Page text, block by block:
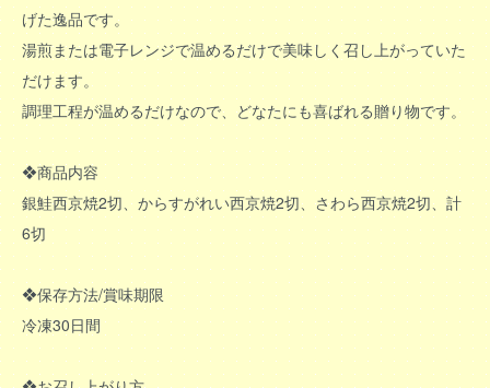
げた逸品です。
湯煎または電子レンジで温めるだけで美味しく召し上がっていた
だけます。
調理工程が温めるだけなので、どなたにも喜ばれる贈り物です。
❖商品内容
銀鮭西京焼2切、からすがれい西京焼2切、さわら西京焼2切、計
6切
❖保存方法/賞味期限
冷凍30日間